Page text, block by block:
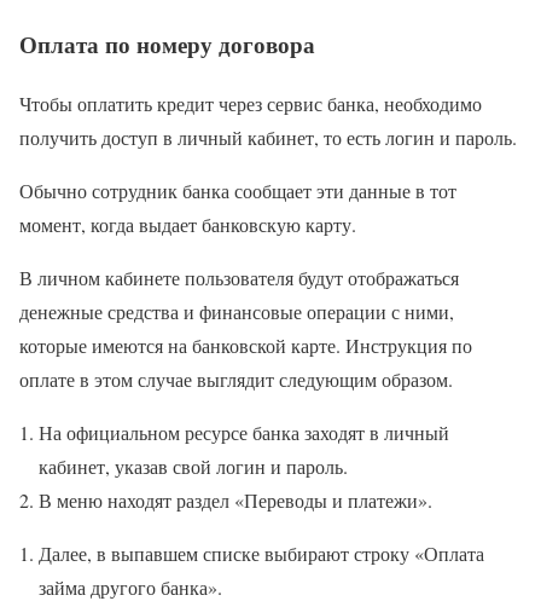
Оплата по номеру договора
Чтобы оплатить кредит через сервис банка, необходимо
получить доступ в личный кабинет, то есть логин и пароль.
Обычно сотрудник банка сообщает эти данные в тот
момент, когда выдает банковскую карту.
В личном кабинете пользователя будут отображаться
денежные средства и финансовые операции с ними,
которые имеются на банковской карте. Инструкция по
оплате в этом случае выглядит следующим образом.
На официальном ресурсе банка заходят в личный
кабинет, указав свой логин и пароль.
В меню находят раздел «Переводы и платежи».
Далее, в выпавшем списке выбирают строку «Оплата
займа другого банка».